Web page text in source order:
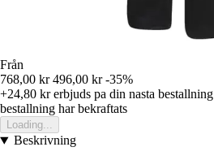
Från
768,00 kr 496,00 kr -35%
+24,80 krerbjuds pa din nasta bestallning
bestallning har bekraftats
Loading...
Beskrivning